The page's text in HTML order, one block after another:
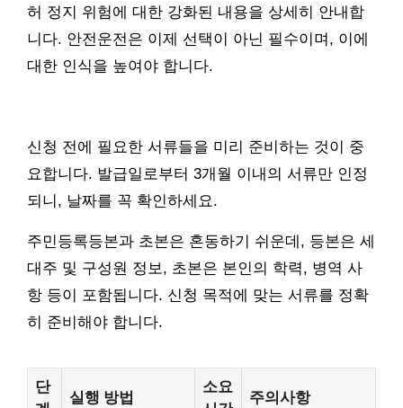
허 정지 위험에 대한 강화된 내용을 상세히 안내합
니다. 안전운전은 이제 선택이 아닌 필수이며, 이에
대한 인식을 높여야 합니다.
신청 전에 필요한 서류들을 미리 준비하는 것이 중
요합니다. 발급일로부터 3개월 이내의 서류만 인정
되니, 날짜를 꼭 확인하세요.
주민등록등본과 초본은 혼동하기 쉬운데, 등본은 세
대주 및 구성원 정보, 초본은 본인의 학력, 병역 사
항 등이 포함됩니다. 신청 목적에 맞는 서류를 정확
히 준비해야 합니다.
단
실행 방법
소요
주의사항